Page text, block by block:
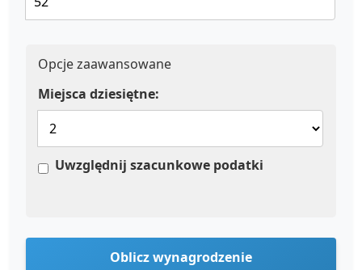
Opcje zaawansowane
Miejsca dziesiętne:
Uwzględnij szacunkowe podatki
Oblicz wynagrodzenie